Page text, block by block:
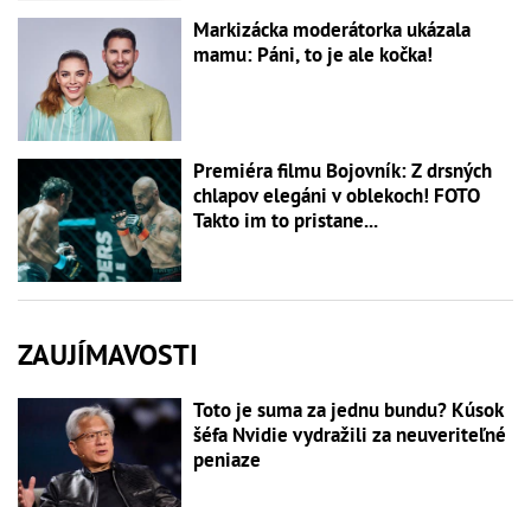
Markizácka moderátorka ukázala
mamu: Páni, to je ale kočka!
Premiéra filmu Bojovník: Z drsných
chlapov elegáni v oblekoch! FOTO
Takto im to pristane...
ZAUJÍMAVOSTI
Toto je suma za jednu bundu? Kúsok
šéfa Nvidie vydražili za neuveriteľné
peniaze